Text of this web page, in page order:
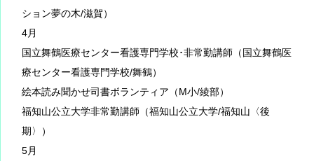
ション夢の木/滋賀）
4月
国立舞鶴医療センター看護専門学校･非常勤講師（国立舞鶴医
療センター看護専門学校/舞鶴）
絵本読み聞かせ司書ボランティア（M小/綾部）
福知山公立大学非常勤講師（福知山公立大学/福知山〈後
期〉）
5月